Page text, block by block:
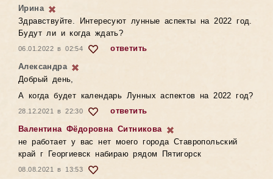
Ирина
Здравствуйте. Интересуют лунные аспекты на 2022 год.
Будут ли и когда ждать?
06.01.2022 в 02:54
ответить
Александра
Добрый день,
А когда будет календарь Лунных аспектов на 2022 год?
28.12.2021 в 22:30
ответить
Валентина Фёдоровна Ситникова
не работает у вас нет моего города Ставропольский
край г Георгиевск набираю рядом Пятигорск
08.08.2021 в 13:53